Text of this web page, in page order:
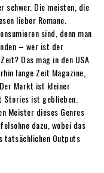
schwer. Die meisten, die
lieber Romane.
sind, denn man
– wer ist der
Das mag in den USA
lange Zeit Magazine,
Markt ist kleiner
Stories ist geblieben.
Meister dieses Genres
dazu, wobei das
tatsächlichen Outputs